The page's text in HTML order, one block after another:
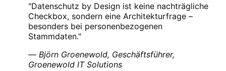
"Datenschutz by Design ist keine nachträgliche
Checkbox, sondern eine Architekturfrage –
besonders bei personenbezogenen
Stammdaten."
— Björn Groenewold, Geschäftsführer,
Groenewold IT Solutions